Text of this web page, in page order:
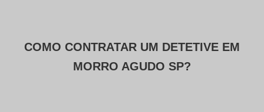
COMO CONTRATAR UM DETETIVE EM
MORRO AGUDO SP?